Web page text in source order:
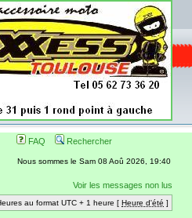
FAQ Rechercher
Nous sommes le Sam 08 Aoû 2026, 19:40
Voir les messages non lus
au format UTC + 1 heure [ Heure d'été ]